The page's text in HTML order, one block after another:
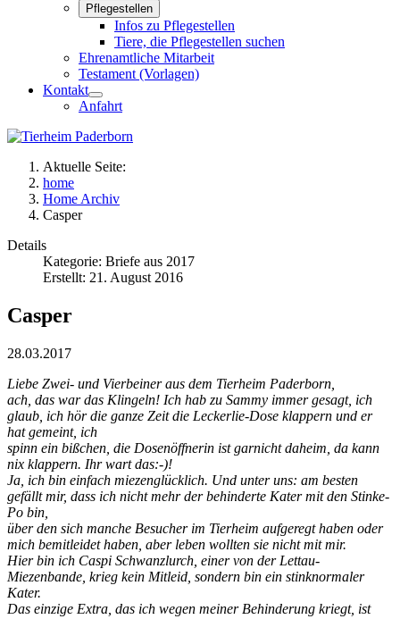
Pflegestellen
Infos zu Pflegestellen
Tiere, die Pflegestellen suchen
Ehrenamtliche Mitarbeit
Testament (Vorlagen)
Kontakt
Anfahrt
Aktuelle Seite:
home
Home Archiv
Casper
Details
Kategorie: Briefe aus 2017
Erstellt: 21. August 2016
Casper
28.03.2017
Liebe Zwei- und Vierbeiner aus dem Tierheim Paderborn,
ach, das war das Klingeln! Ich hab zu Sammy immer gesagt, ich
glaub, ich hör die ganze Zeit die Leckerlie-Dose klappern und er
hat gemeint, ich
spinn ein bißchen, die Dosenöffnerin ist garnicht daheim, da kann
nix klappern. Ihr wart das:-)!
Ja, ich bin einfach miezenglücklich. Und unter uns: am besten
gefällt mir, dass ich nicht mehr der behinderte Kater mit den Stinke-
Po bin,
über den sich manche Besucher im Tierheim aufgeregt haben oder
mich bemitleidet haben, aber leben wollten sie nicht mit mir.
Hier bin ich Caspi Schwanzlurch, einer von der Lettau-
Miezenbande, krieg kein Mitleid, sondern bin ein stinknormaler
Kater.
Das einzige Extra, das ich wegen meiner Behinderung kriegt, ist